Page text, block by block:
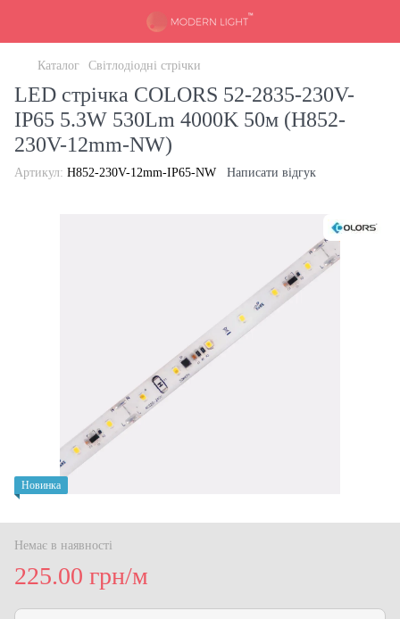
Каталог Світлодіодні стрічки
LED стрічка COLORS 52-2835-230V-
IP65 5.3W 530Lm 4000K 50м (H852-
230V-12mm-NW)
Артикул: H852-230V-12mm-IP65-NW Написати відгук
Новинка
Немає в наявності
225.00 грн/м